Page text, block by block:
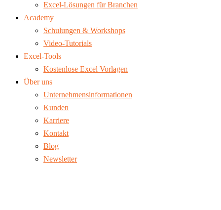
Excel-Lösungen für Branchen
Academy
Schulungen & Workshops
Video-Tutorials
Excel-Tools
Kostenlose Excel Vorlagen
Über uns
Unternehmensinformationen
Kunden
Karriere
Kontakt
Blog
Newsletter